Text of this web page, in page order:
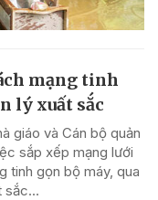
mạng tinh
lý xuất sắc
giáo và Cán bộ quản
sắp xếp mạng lưới
tinh gọn bộ máy, qua
sắc...